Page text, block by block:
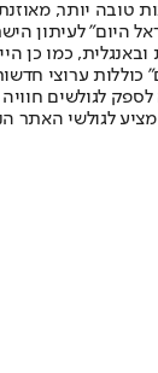
יותר,
המודפסת הראשונה פורסמה
ערוצי
לספק
לגולשי